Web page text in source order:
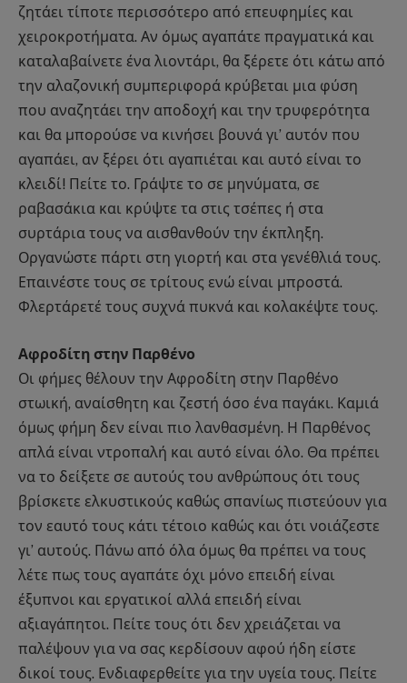
ζητάει τίποτε περισσότερο από επευφημίες και
χειροκροτήματα. Αν όμως αγαπάτε πραγματικά και
καταλαβαίνετε ένα λιοντάρι, θα ξέρετε ότι κάτω από
την αλαζονική συμπεριφορά κρύβεται μια φύση
που αναζητάει την αποδοχή και την τρυφερότητα
και θα μπορούσε να κινήσει βουνά γι’ αυτόν που
αγαπάει, αν ξέρει ότι αγαπιέται και αυτό είναι το
κλειδί! Πείτε το. Γράψτε το σε μηνύματα, σε
ραβασάκια και κρύψτε τα στις τσέπες ή στα
συρτάρια τους να αισθανθούν την έκπληξη.
Οργανώστε πάρτι στη γιορτή και στα γενέθλιά τους.
Επαινέστε τους σε τρίτους ενώ είναι μπροστά.
Φλερτάρετέ τους συχνά πυκνά και κολακέψτε τους.
Αφροδίτη στην Παρθένο
Οι φήμες θέλουν την Αφροδίτη στην Παρθένο
στωική, αναίσθητη και ζεστή όσο ένα παγάκι. Καμιά
όμως φήμη δεν είναι πιο λανθασμένη. Η Παρθένος
απλά είναι ντροπαλή και αυτό είναι όλο. Θα πρέπει
να το δείξετε σε αυτούς του ανθρώπους ότι τους
βρίσκετε ελκυστικούς καθώς σπανίως πιστεύουν για
τον εαυτό τους κάτι τέτοιο καθώς και ότι νοιάζεστε
γι’ αυτούς. Πάνω από όλα όμως θα πρέπει να τους
λέτε πως τους αγαπάτε όχι μόνο επειδή είναι
έξυπνοι και εργατικοί αλλά επειδή είναι
αξιαγάπητοι. Πείτε τους ότι δεν χρειάζεται να
παλέψουν για να σας κερδίσουν αφού ήδη είστε
δικοί τους. Ενδιαφερθείτε για την υγεία τους. Πείτε